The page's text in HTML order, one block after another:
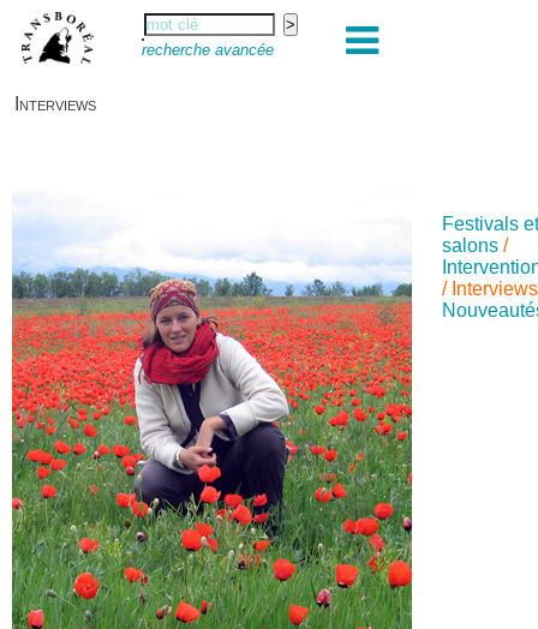
recherche avancée
Interviews
Festivals
salons /
/ Interviews